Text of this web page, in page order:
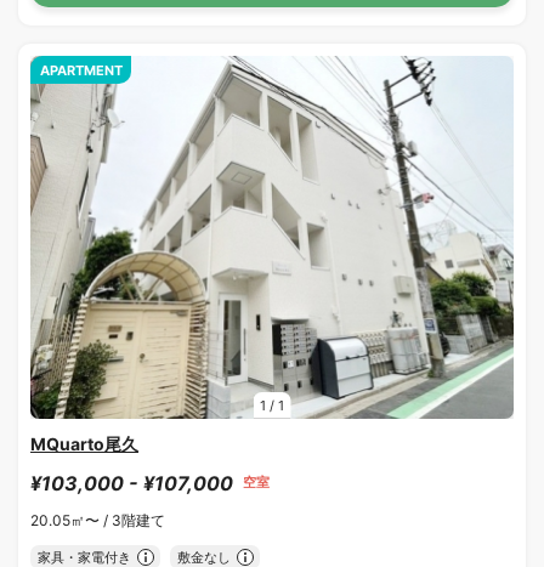
1 / 1
APARTMENT
MQuarto尾久
¥103,000 - ¥107,000 空室
20.05㎡〜 / 3階建て
家具・家電付き 敷金なし